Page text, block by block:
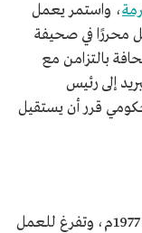
، واستمر يعمل
محررًا في صحيفة
الصحافة بالتزامن مع
إلى رئيس
الحكومي قرر أن يستقيل
استقال فوزي خياط من البريد السعودي عام 1977م، وتفرغ للعمل